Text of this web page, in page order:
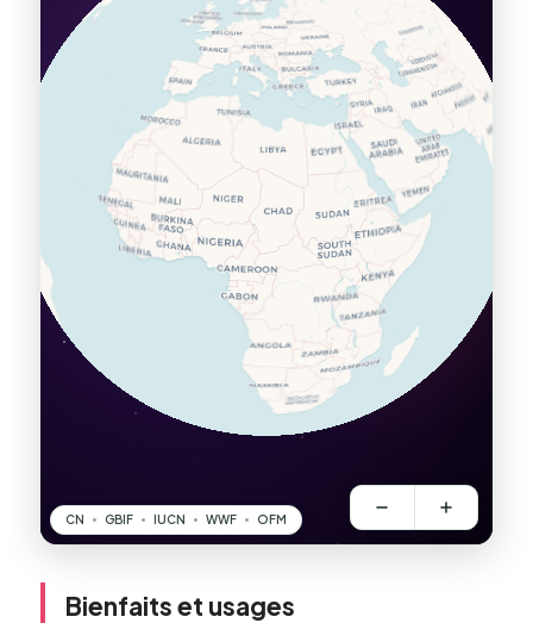
Bienfaits et usages